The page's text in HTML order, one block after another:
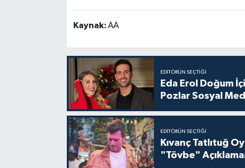
Kaynak: AA
EDITÖRÜN SEÇTIĞI
Eda Erol Doğum
Pozlar Sosyal
EDITÖRÜN SEÇTIĞI
Kıvanç Tatlıtuğ
"Tövbe"